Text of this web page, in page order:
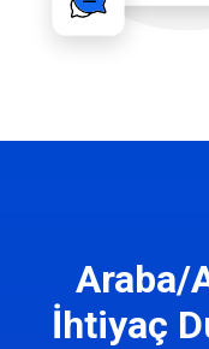
Araba/
İhtiyaç